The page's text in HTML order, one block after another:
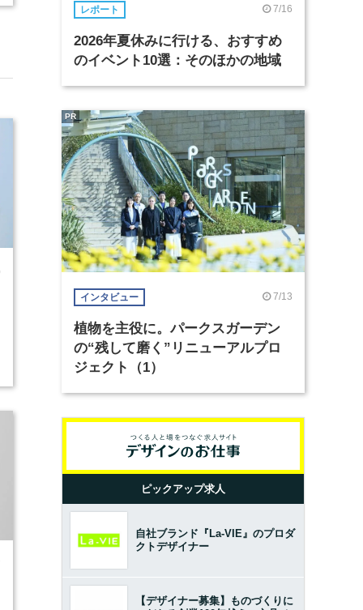
レポート 7/16
2026年夏休みに行ける、おすすめ
のイベント10選：そのほかの地域
インタビュー 7/13
植物を主役に。パークスガーデン
の“残して磨く”リニューアルプロ
ジェクト（1）
PR
ピックアップ求人
自社ブランド『La-VIE』のプロダ
クトデザイナー
【デザイナー募集】ものづくりに